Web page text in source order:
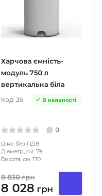
Харчова ємність-
модуль 750 л
вертикальна біла
Код: 26 В наявності
0
Ціна: без ПДВ
Діаметр, см: 79
Висота, см: 170
8 830грн
8 028 грн